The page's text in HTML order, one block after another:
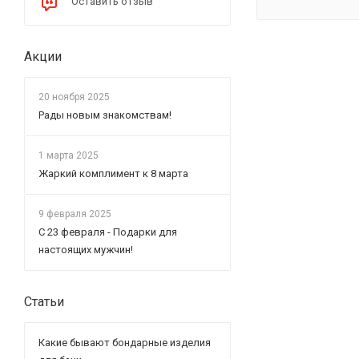
Акции
20 ноября 2025
Рады новым знакомствам!
1 марта 2025
Жаркий комплимент к 8 марта
9 февраля 2025
С 23 февраля - Подарки для
настоящих мужчин!
Статьи
Какие бывают бондарные изделия